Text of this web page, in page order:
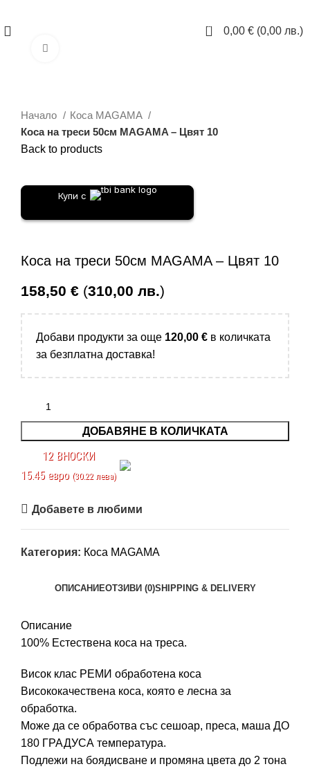
0 0,00 € (0,00 лв.)
Начало
Коса MAGAMA
Коса на треси 50см MAGAMA – Цвят 10
Back to products
Купи с
Коса на треси 50см MAGAMA – Цвят 10
158,50 € (310,00 лв.)
Добави продукти за още 120,00 € в количката
за безплатна доставка!
ДОБАВЯНЕ В КОЛИЧКАТА
12 ВНОСКИ
15.45 евро (30.22 лева)
Добавете в любими
Категория: Коса MAGAMA
ОПИСАНИЕОТЗИВИ (0)SHIPPING & DELIVERY
Описание
100% Естествена коса на треса.
Висок клас РЕМИ обработена коса
Висококачествена коса, която е лесна за
обработка.
Може да се обработва със сешоар, преса, маша ДО
180 ГРАДУСА температура.
Подлежи на боядисване и промяна цвета до 2 тона